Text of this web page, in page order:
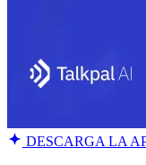
DESCARGA LA